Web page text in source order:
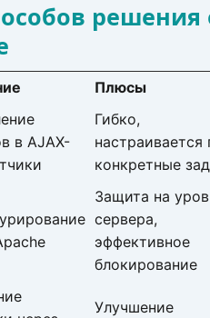
Плюсы
в AJAX-
Гибко,
настраивается
конкретные
Защита на
сервера,
эффективное
блокирование
Улучшение